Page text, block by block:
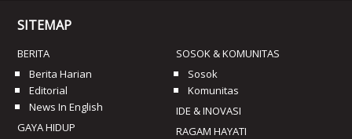
SITEMAP
BERITA
Berita Harian
Editorial
News In English
GAYA HIDUP
SOSOK & KOMUNITAS
Sosok
Komunitas
IDE & INOVASI
RAGAM HAYATI